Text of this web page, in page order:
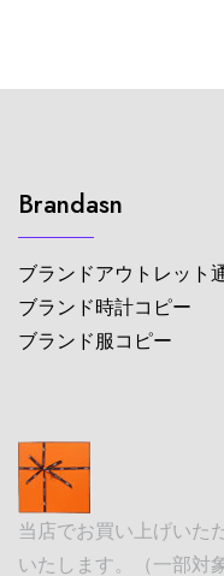
Brandasn
ブランドアウトレット
ブランド時計コピー
ブランド服コピー
当店でお買い上げいた
いたします。（一部対